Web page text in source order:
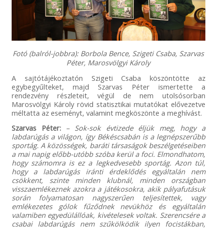
Fotó (balról-jobbra): Borbola Bence, Szigeti Csaba, Szarvas
Péter, Marosvölgyi Károly
A sajtótájékoztatón Szigeti Csaba köszöntötte az
egybegyűlteket, majd Szarvas Péter ismertette a
rendezvény részleteit, végül de nem utolsósorban
Marosvölgyi Károly rövid statisztikai mutatókat elővezetve
méltatta az eseményt, valamint megköszönte a meghívást.
Szarvas Péter: – Sok-sok évtizede éljük meg, hogy a
labdarúgás a világon, így Békéscsabán is a legnépszerűbb
sportág. A közösségek, baráti társaságok beszélgetéseiben
a mai napig előbb-utóbb szóba kerül a foci. Elmondhatom,
hogy számomra is ez a legkedvesebb sportág. Azon túl,
hogy a labdarúgás iránti érdeklődés egyáltalán nem
csökkent, szinte minden klubnál, minden országban
visszaemlékeznek azokra a játékosokra, akik pályafutásuk
során folyamatosan nagyszerűen teljesítettek, vagy
emlékezetes gólok fűződnek nevükhöz és egyáltalán
valamiben egyedülállóak, kivételesek voltak. Szerencsére a
csabai labdarúgás nem szűkölködik ilyen focistákban,